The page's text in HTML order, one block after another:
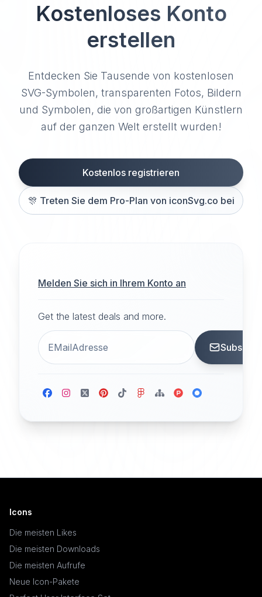
Kostenloses Konto
erstellen
Entdecken Sie Tausende von kostenlosen
SVG-Symbolen, transparenten Fotos, Bildern
und Symbolen, die von großartigen Künstlern
auf der ganzen Welt erstellt wurden!
Kostenlos registrieren
🎊 Treten Sie dem Pro-Plan von iconSvg.co bei
Melden Sie sich in Ihrem Konto an
Get the latest deals and more.
Icons
Die meisten Likes
Die meisten Downloads
Die meisten Aufrufe
Neue Icon-Pakete